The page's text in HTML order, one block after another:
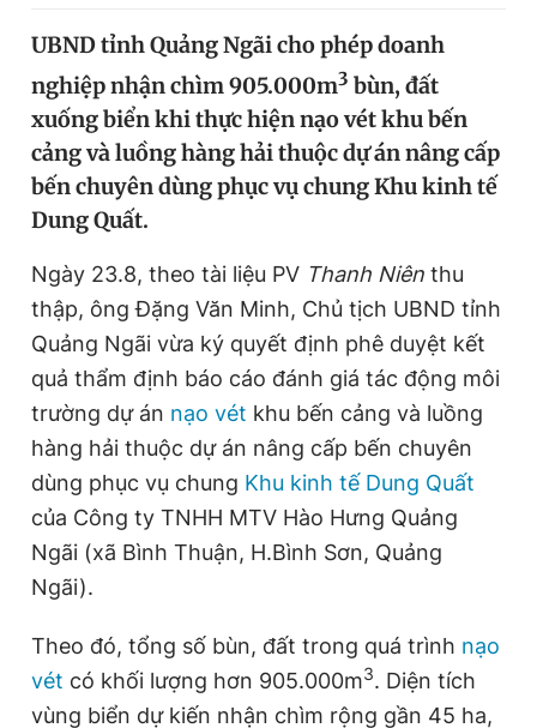
Video Magazine
Sản phẩm khác
Tiện ích Bạn cần biết
Thông tin tòa soạn Liên hệ quảng cáo
Đọc Thanh Niên trên điện thoại
Theo dõi báo trên
Hotline
0906 645 777
Liên hệ quảng cáo
0908 780 404
UBND tỉnh Quảng Ngãi cho phép doanh
nghiệp nhận chìm 905.000m3 bùn, đất
xuống biển khi thực hiện nạo vét khu bến
cảng và luồng hàng hải thuộc dự án nâng cấp
bến chuyên dùng phục vụ chung Khu kinh tế
Dung Quất.
Ngày 23.8, theo tài liệu PV Thanh Niên thu
thập, ông Đặng Văn Minh, Chủ tịch UBND tỉnh
Quảng Ngãi vừa ký quyết định phê duyệt kết
quả thẩm định báo cáo đánh giá tác động môi
trường dự án nạo vét khu bến cảng và luồng
hàng hải thuộc dự án nâng cấp bến chuyên
dùng phục vụ chung Khu kinh tế Dung Quất
của Công ty TNHH MTV Hào Hưng Quảng
Ngãi (xã Bình Thuận, H.Bình Sơn, Quảng
Ngãi).
Theo đó, tổng số bùn, đất trong quá trình nạo
vét có khối lượng hơn 905.000m3. Diện tích
vùng biển dự kiến nhận chìm rộng gần 45 ha,